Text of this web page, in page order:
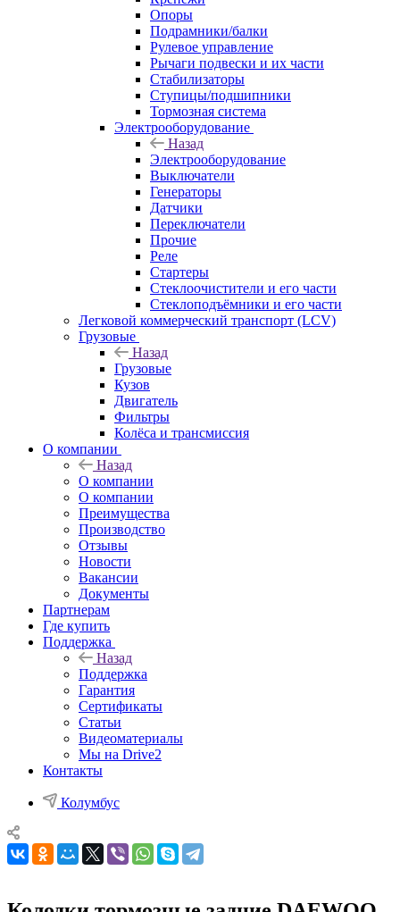
Опоры
Подрамники/балки
Рулевое управление
Рычаги подвески и их части
Стабилизаторы
Ступицы/подшипники
Тормозная система
Электрооборудование
Назад
Электрооборудование
Выключатели
Генераторы
Датчики
Переключатели
Прочие
Реле
Стартеры
Стеклоочистители и его части
Стеклоподъёмники и его части
Легковой коммерческий транспорт (LCV)
Грузовые
Назад
Грузовые
Кузов
Двигатель
Фильтры
Колёса и трансмиссия
О компании
Назад
О компании
О компании
Преимущества
Производство
Отзывы
Новости
Вакансии
Документы
Партнерам
Где купить
Поддержка
Назад
Поддержка
Гарантия
Сертификаты
Статьи
Видеоматериалы
Мы на Drive2
Контакты
Колумбус